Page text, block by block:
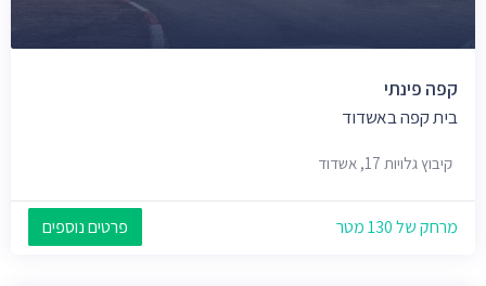
קפה פינתי
בית קפה באשדוד
קיבוץ גלויות 17, אשדוד
מרחק של 130 מטר פרטים נוספים